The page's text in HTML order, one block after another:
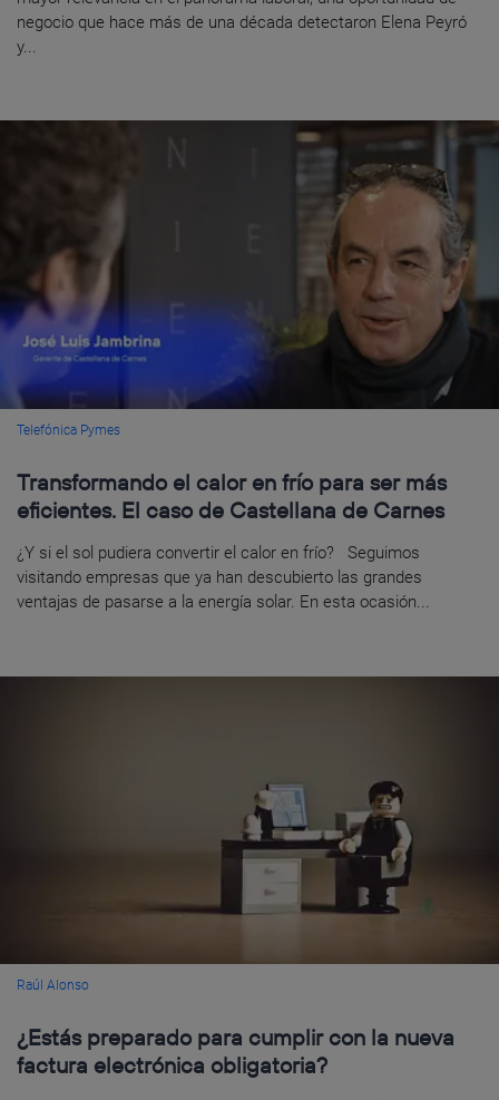
negocio que hace más de una década detectaron Elena Peyró
y...
Telefónica Pymes
Transformando el calor en frío para ser más
eficientes. El caso de Castellana de Carnes
¿Y si el sol pudiera convertir el calor en frío? Seguimos
visitando empresas que ya han descubierto las grandes
ventajas de pasarse a la energía solar. En esta ocasión...
Raúl Alonso
¿Estás preparado para cumplir con la nueva
factura electrónica obligatoria?